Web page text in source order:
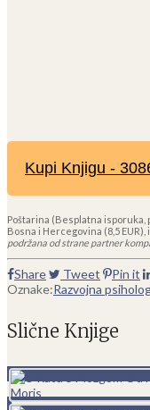
Kupi Knjigu -
Poštarina (Besplatna isporuka,
Bosna i Hercegovina (8,5 EUR),
podržana od strane partner
Share Tweet Pin it
Oznake:Razvojna
Slične Knjige